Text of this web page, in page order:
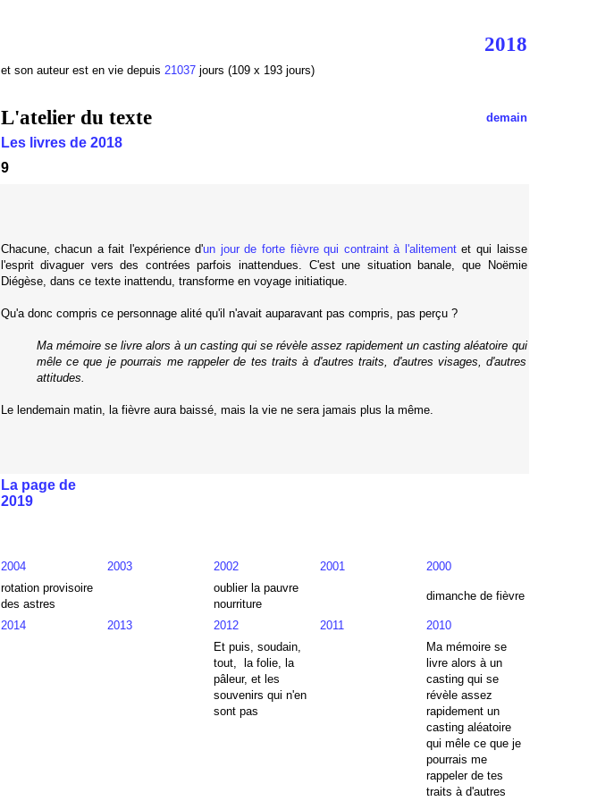
2018
et son auteur est en vie depuis 21037jours (109 x 193 jours)
L'atelier du texte demain
Les livres de 2018
9
Chacune, chacun a fait l'expérience d'un jour de forte fièvre qui contraint à l'alitementet qui laisse
l'esprit divaguer vers des contrées parfois inattendues. C'est une situation banale, que Noëmie
Diégèse, dans ce texte inattendu, transforme en voyage initiatique.
Qu'a donc compris ce personnage alité qu'il n'avait auparavant pas compris, pas perçu ?
Ma mémoire se livre alors à un casting qui se révèle assez rapidement un casting aléatoire qui
mêle ce que je pourrais me rappeler de tes traits à d'autres traits, d'autres visages, d'autres
attitudes.
Le lendemain matin, la fièvre aura baissé, mais la vie ne sera jamais plus la même.
La page de
2019
2004 2003 2002 2001
2000
rotation provisoire
des astres
oublier la pauvre
nourriture
dimanche de fièvre
2014 2013 2012 2011
2010
Et puis, soudain,
tout, la folie, la
pâleur, et les
souvenirs qui n'en
sont pas
Ma mémoire se
livre alors à un
casting qui se
révèle assez
rapidement un
casting aléatoire
qui mêle ce que je
pourrais me
rappeler de tes
traits à d'autres